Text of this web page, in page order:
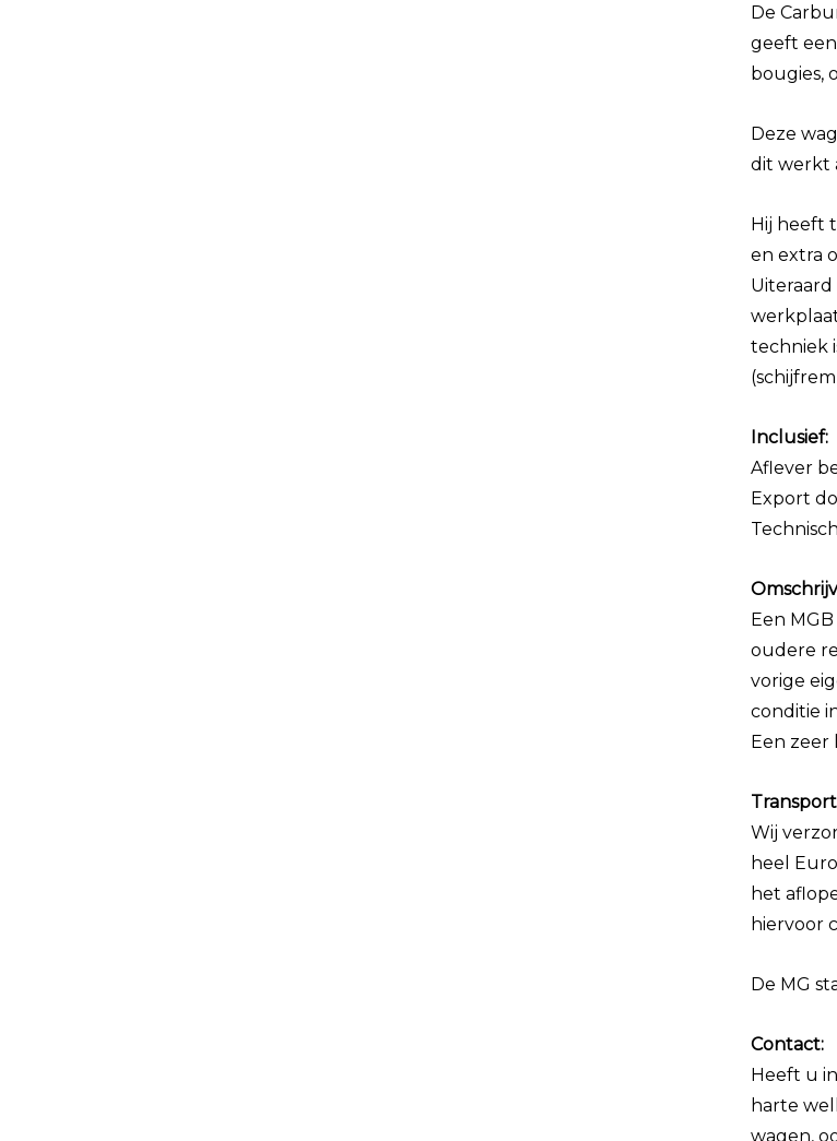
De
geeft
bougies,
Deze
dit werkt
Hij heeft
en extra
techniek
Inclusief:
Aflever
Export
Een
oudere
vorige
conditie
Een zeer
Wij
heel
het
hiervoor
De MG
Contact:
Heeft u
harte
wagen,